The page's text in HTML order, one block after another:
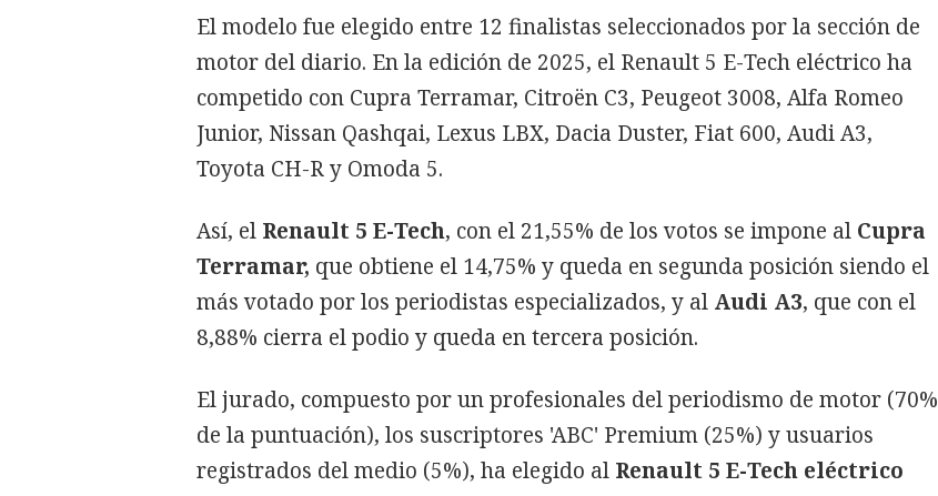
El modelo fue elegido entre 12 finalistas seleccionados por la sección de
motor del diario. En la edición de 2025, el Renault 5 E-Tech eléctrico ha
competido con Cupra Terramar, Citroën C3, Peugeot 3008, Alfa Romeo
Junior, Nissan Qashqai, Lexus LBX, Dacia Duster, Fiat 600, Audi A3,
Toyota CH-R y Omoda 5.
Así, el Renault 5 E-Tech, con el 21,55% de los votos se impone al Cupra
Terramar, que obtiene el 14,75% y queda en segunda posición siendo el
más votado por los periodistas especializados, y al Audi A3, que con el
8,88% cierra el podio y queda en tercera posición.
El jurado, compuesto por un profesionales del periodismo de motor (70%
de la puntuación), los suscriptores 'ABC' Premium (25%) y usuarios
registrados del medio (5%), ha elegido al Renault 5 E-Tech eléctrico